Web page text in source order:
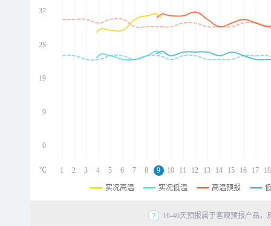
37
28
19
9
0
1 2 3 4 5 6 7 8 9 10 11 12 13 14 15 16 17 18
℃
实况高温 实况低温 高温预报
16-40天预报属于客观预报产品